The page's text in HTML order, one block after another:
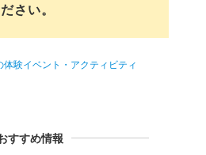
さい。
体験イベント・アクティビティ
すすめ情報